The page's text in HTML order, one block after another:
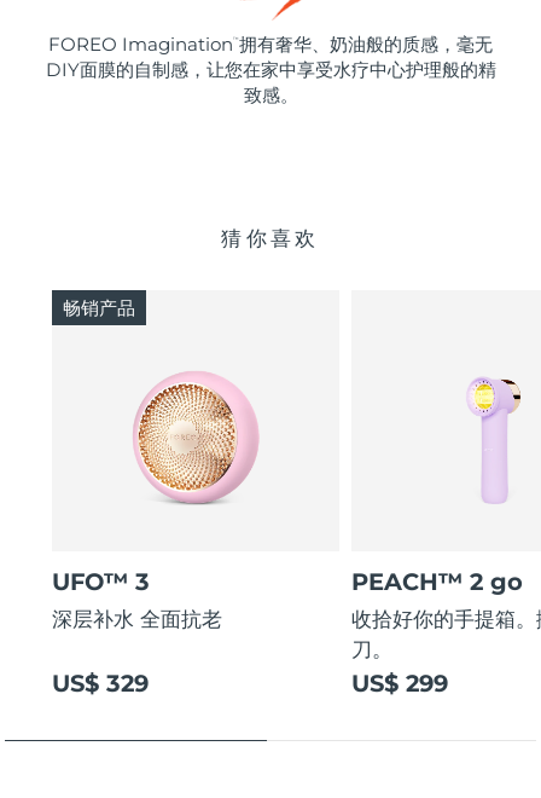
FOREO Imagination ™ 拥有奢华、奶油般的质感，毫无
DIY面膜的自制感，让您在家中享受水疗中心护理般的精
致感。
猜你喜欢
UFO™ 3
深层补水 全面抗老
US$ 329
畅销产品
PEACH™ 2 go
收拾好你的手提箱
刀。
US$ 299